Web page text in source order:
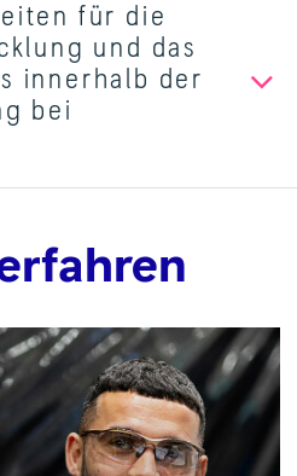
für die
und das
innerhalb der
bei